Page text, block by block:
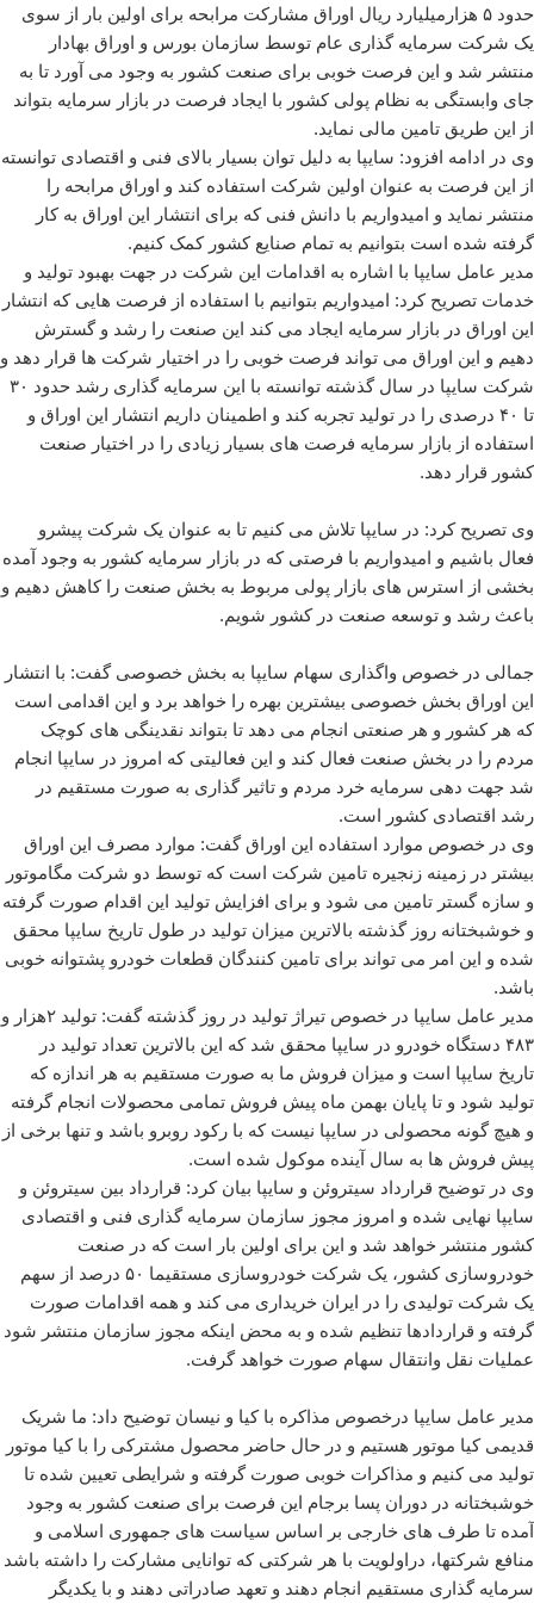
حدود ۵ هزارمیلیارد ریال اوراق مشارکت مرابحه برای اولین بار از سوی
یک شرکت سرمایه گذاری عام توسط سازمان بورس و اوراق بهادار
منتشر شد و این فرصت خوبی برای صنعت کشور به وجود می آورد تا به
جای وابستگی به نظام پولی کشور با ایجاد فرصت در بازار سرمایه بتواند
از این طریق تامین مالی نماید.
وی در ادامه افزود: سایپا به دلیل توان بسیار بالای فنی و اقتصادی توانسته
از این فرصت به عنوان اولین شرکت استفاده کند و اوراق مرابحه را
منتشر نماید و امیدواریم با دانش فنی که برای انتشار این اوراق به کار
گرفته شده است بتوانیم به تمام صنایع کشور کمک کنیم.
مدیر عامل سایپا با اشاره به اقدامات این شرکت در جهت بهبود تولید و
خدمات تصریح کرد: امیدواریم بتوانیم با استفاده از فرصت هایی که انتشار
این اوراق در بازار سرمایه ایجاد می کند این صنعت را رشد و گسترش
دهیم و این اوراق می تواند فرصت خوبی را در اختیار شرکت ها قرار دهد و
شرکت سایپا در سال گذشته توانسته با این سرمایه گذاری رشد حدود ۳۰
تا ۴۰ درصدی را در تولید تجربه کند و اطمینان داریم انتشار این اوراق و
استفاده از بازار سرمایه فرصت های بسیار زیادی را در اختیار صنعت
کشور قرار دهد.
وی تصریح کرد: در سایپا تلاش می کنیم تا به عنوان یک شرکت پیشرو
فعال باشیم و امیدواریم با فرصتی که در بازار سرمایه کشور به وجود آمده
بخشی از استرس های بازار پولی مربوط به بخش صنعت را کاهش دهیم و
باعث رشد و توسعه صنعت در کشور شویم.
جمالی در خصوص واگذاری سهام سایپا به بخش خصوصی گفت: با انتشار
این اوراق بخش خصوصی بیشترین بهره را خواهد برد و این اقدامی است
که هر کشور و هر صنعتی انجام می دهد تا بتواند نقدینگی های کوچک
مردم را در بخش صنعت فعال کند و این فعالیتی که امروز در سایپا انجام
شد جهت دهی سرمایه خرد مردم و تاثیر گذاری به صورت مستقیم در
رشد اقتصادی کشور است.
وی در خصوص موارد استفاده این اوراق گفت: موارد مصرف این اوراق
بیشتر در زمینه زنجیره تامین شرکت است که توسط دو شرکت مگاموتور
و سازه گستر تامین می شود و برای افزایش تولید این اقدام صورت گرفته
و خوشبختانه روز گذشته بالاترین میزان تولید در طول تاریخ سایپا محقق
شده و این امر می تواند برای تامین کنندگان قطعات خودرو پشتوانه خوبی
باشد.
مدیر عامل سایپا در خصوص تیراژ تولید در روز گذشته گفت: تولید ۲هزار و
۴۸۳ دستگاه خودرو در سایپا محقق شد که این بالاترین تعداد تولید در
تاریخ سایپا است و میزان فروش ما به صورت مستقیم به هر اندازه که
تولید شود و تا پایان بهمن ماه پیش فروش تمامی محصولات انجام گرفته
و هیچ گونه محصولی در سایپا نیست که با رکود روبرو باشد و تنها برخی از
پیش فروش ها به سال آینده موکول شده است.
وی در توضیح قرارداد سیتروئن و سایپا بیان کرد: قرارداد بین سیتروئن و
سایپا نهایی شده و امروز مجوز سازمان سرمایه گذاری فنی و اقتصادی
کشور منتشر خواهد شد و این برای اولین بار است که در صنعت
خودروسازی کشور، یک شرکت خودروسازی مستقیما ۵۰ درصد از سهم
یک شرکت تولیدی را در ایران خریداری می کند و همه اقدامات صورت
گرفته و قراردادها تنظیم شده و به محض اینکه مجوز سازمان منتشر شود
عملیات نقل وانتقال سهام صورت خواهد گرفت.
مدیر عامل سایپا درخصوص مذاکره با کیا و نیسان توضیح داد: ما شریک
قدیمی کیا موتور هستیم و در حال حاضر محصول مشترکی را با کیا موتور
تولید می کنیم و مذاکرات خوبی صورت گرفته و شرایطی تعیین شده تا
خوشبختانه در دوران پسا برجام این فرصت برای صنعت کشور به وجود
آمده تا طرف های خارجی بر اساس سیاست های جمهوری اسلامی و
منافع شرکتها، دراولویت با هر شرکتی که توانایی مشارکت را داشته باشد
سرمایه گذاری مستقیم انجام دهند و تعهد صادراتی دهند و با یکدیگر